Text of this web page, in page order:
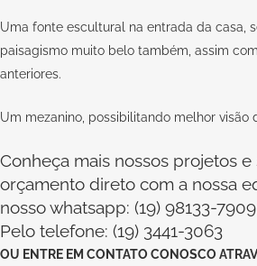
Uma fonte escultural na entrada da casa,
paisagismo muito belo também, assim
anteriores.
Um mezanino, possibilitando melhor visão
Conheça mais nossos projetos
orçamento direto com a nossa
nosso whatsapp: (19) 98133-7909
Pelo telefone: (19) 3441-3063
OU ENTRE EM CONTATO CONOSCO